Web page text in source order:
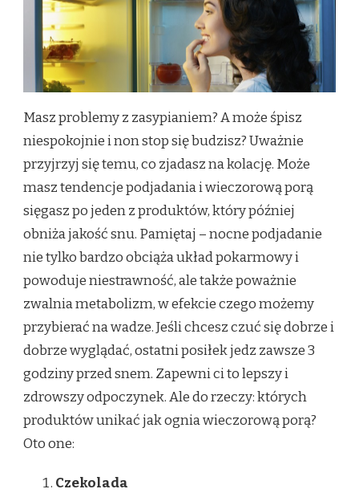
JEDZ
WIECZOREM
Masz problemy z zasypianiem? A może śpisz
niespokojnie i non stop się budzisz? Uważnie
przyjrzyj się temu, co zjadasz na kolację. Może
masz tendencje podjadania i wieczorową porą
sięgasz po jeden z produktów, który później
obniża jakość snu. Pamiętaj – nocne podjadanie
nie tylko bardzo obciąża układ pokarmowy i
powoduje niestrawność, ale także poważnie
zwalnia metabolizm, w efekcie czego możemy
przybierać na wadze. Jeśli chcesz czuć się dobrze i
dobrze wyglądać, ostatni posiłek jedz zawsze 3
godziny przed snem. Zapewni ci to lepszy i
zdrowszy odpoczynek. Ale do rzeczy: których
produktów unikać jak ognia wieczorową porą?
Oto one:
Czekolada